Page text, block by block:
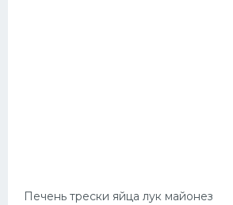
Печень трески яйца лук майонез